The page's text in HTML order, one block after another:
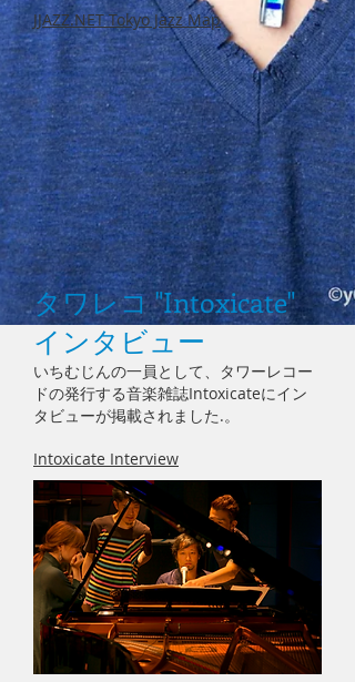
JJAZZ.NET Tokyo Jazz Map
タワレコ "Intoxicate"
インタビュー
いちむじんの一員として、タワーレコー
ドの発行する音楽雑誌Intoxicateにイン
タビューが掲載されました.。
Intoxicate Interview